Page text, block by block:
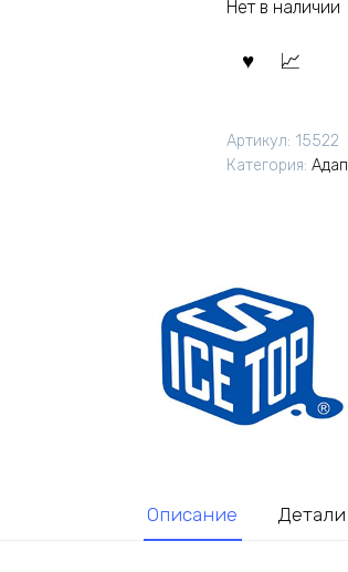
Нет в наличии
Артикул: 15522
Категория:
Описание Детали